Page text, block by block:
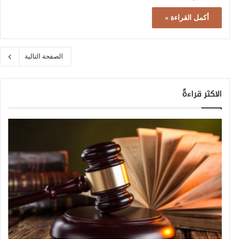
أكمل القراءة »
الصفحة التالية
الاكثر قراءةً